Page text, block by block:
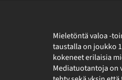
Mieletöntä valoa -
taustalla on joukko
kokeneet erilaisia
Mediatuotantoja on